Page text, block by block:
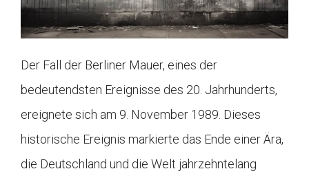
Der Fall der Berliner Mauer, eines der
bedeutendsten Ereignisse des 20. Jahrhunderts,
ereignete sich am 9. November 1989. Dieses
historische Ereignis markierte das Ende einer Ära,
die Deutschland und die Welt jahrzehntelang